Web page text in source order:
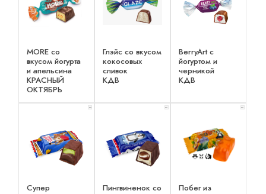
MORE со
вкусом йогурта
и апельсина
КРАСНЫЙ
ОКТЯБРЬ
Глэйс со вкусом
кокосовых
сливок
КДВ
BerryArt c
йогуртом и
черникой
КДВ
Супер
Пингвиненок со
Побег из